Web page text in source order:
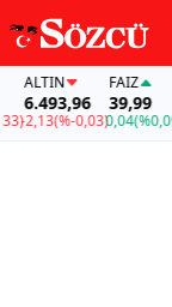
ALTIN
6.493,96
(%-0,03)
FAİZ
39,99
0,04(%0,09)